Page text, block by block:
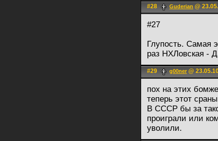
#28 Guderian @
#27
Глупость. Самая
раз НХЛовская -
#29 g00ner @
пох на этих
теперь этот
В СССР бы за
проиграли или
уволили.